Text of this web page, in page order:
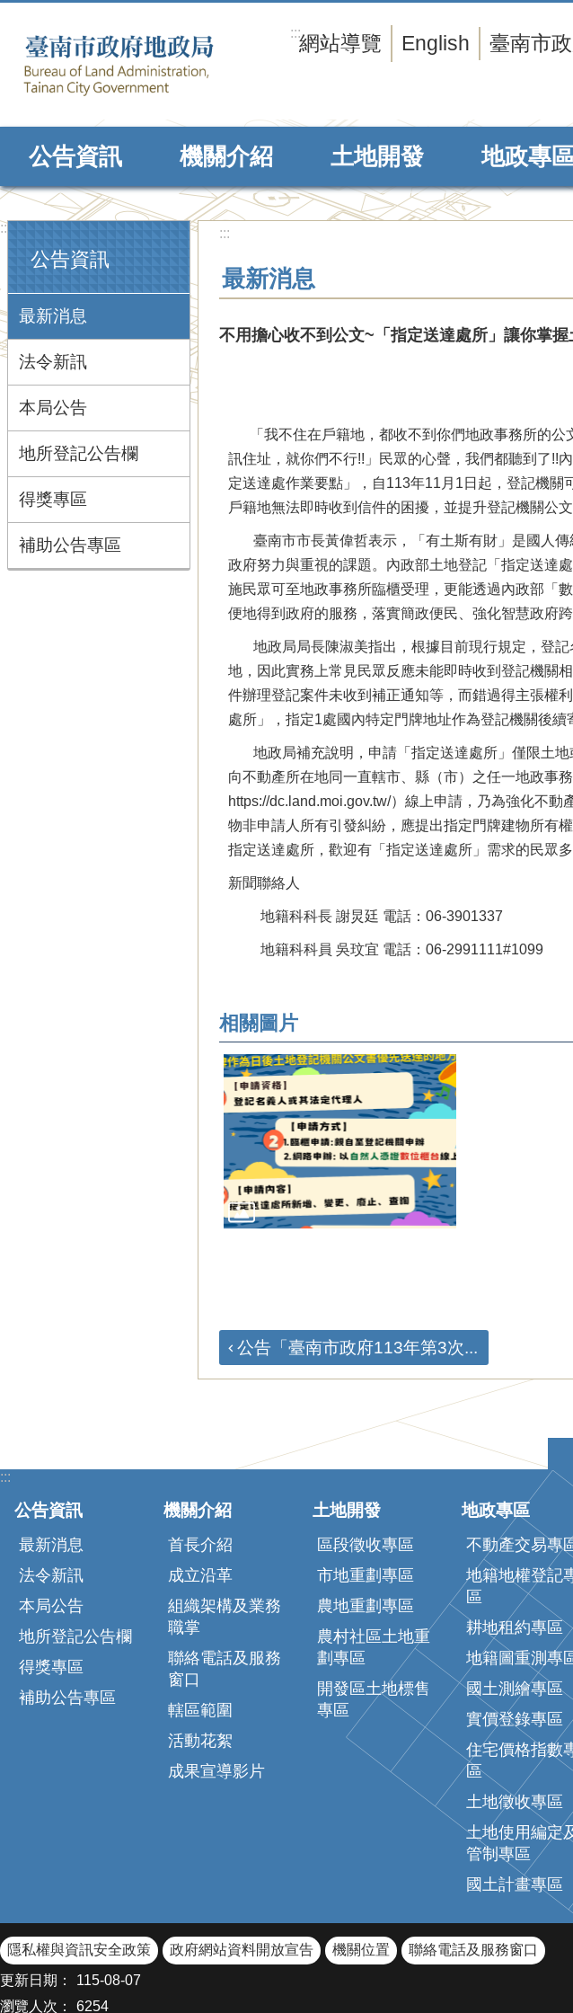
:::網站導覽 English 臺南市
公告資訊 機關介紹 土地開發 地政專區
:::
公告資訊
最新消息
法令新訊
本局公告
地所登記公告欄
得獎專區
補助公告專區
:::
最新消息
不用擔心收不到公文~「指定送達處所」讓你掌
「我不住在戶籍地，都收不到你們地政事務所的公
訊住址，就你們不行!!」民眾的心聲，我們都聽到了!!
定送達處作業要點」，自113年11月1日起，登記機
戶籍地無法即時收到信件的困擾，並提升登記機關公文
臺南市市長黃偉哲表示，「有土斯有財」是國人傳
政府努力與重視的課題。內政部土地登記「指定送達
施民眾可至地政事務所臨櫃受理，更能透過內政部「
便地得到政府的服務，落實簡政便民、強化智慧政府跨
地政局局長陳淑美指出，根據目前現行規定，登記
地，因此實務上常見民眾反應未能即時收到登記機關
件辦理登記案件未收到補正通知等，而錯過得主張權
處所」，指定1處國內特定門牌地址作為登記機關後續
地政局補充說明，申請「指定送達處所」僅限土地
向不動產所在地同一直轄市、縣（市）之任一地政事
https://dc.land.moi.gov.tw/）線上申請，乃為強化不
物非申請人所有引發糾紛，應提出指定門牌建物所有
指定送達處所，歡迎有「指定送達處所」需求的民眾多
新聞聯絡人
地籍科科長 謝炅廷 電話：06-3901337
地籍科科員 吳玟宜 電話：06-2991111#1099
相關圖片
公告「臺南市政府113年第3次...
:::
公告資訊
最新消息
法令新訊
本局公告
地所登記公告欄
得獎專區
補助公告專區
機關介紹
首長介紹
成立沿革
組織架構及業務
職掌
聯絡電話及服務
窗口
轄區範圍
活動花絮
成果宣導影片
土地開發
區段徵收專區
市地重劃專區
農地重劃專區
農村社區土地重
劃專區
開發區土地標售
專區
地政專區
不動產交易專
地籍地權登記
區
耕地租約專區
地籍圖重測專
國土測繪專區
實價登錄專區
住宅價格指數
區
土地徵收專區
土地使用編定
管制專區
國土計畫專區
隱私權與資訊安全政策 政府網站資料開放宣告 機關位置
聯絡電話及服務窗口
更新日期：
115-08-07
瀏覽人次：
6254